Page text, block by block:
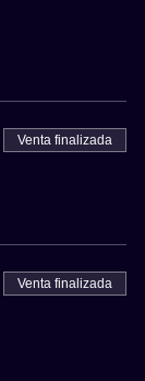
Venta finalizada
Venta finalizada